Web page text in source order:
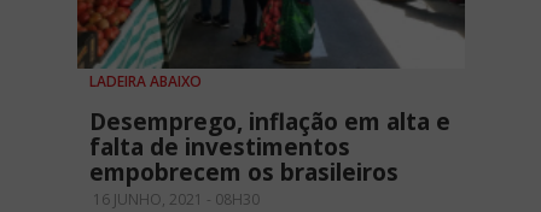
LADEIRA ABAIXO
Desemprego, inflação em alta e
falta de investimentos
empobrecem os brasileiros
16 JUNHO, 2021 - 08H30